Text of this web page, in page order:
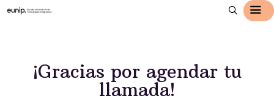
¡Gracias por agendar tu
llamada!